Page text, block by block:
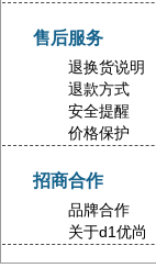
售后服务
退换货说明
退款方式
安全提醒
价格保护
招商合作
品牌合作
关于d1优尚